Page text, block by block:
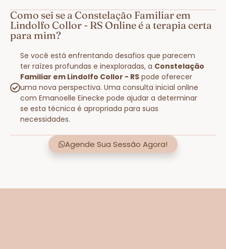
Como sei se a Constelação Familiar em
Lindolfo Collor - RS Online é a terapia certa
para mim?
Se você está enfrentando desafios que parecem
ter raízes profundas e inexploradas, a Constelação
Familiar em Lindolfo Collor - RS pode oferecer
uma nova perspectiva. Uma consulta inicial online
com Emanoelle Einecke pode ajudar a determinar
se esta técnica é apropriada para suas
necessidades.
Agende Sua Sessão Agora!